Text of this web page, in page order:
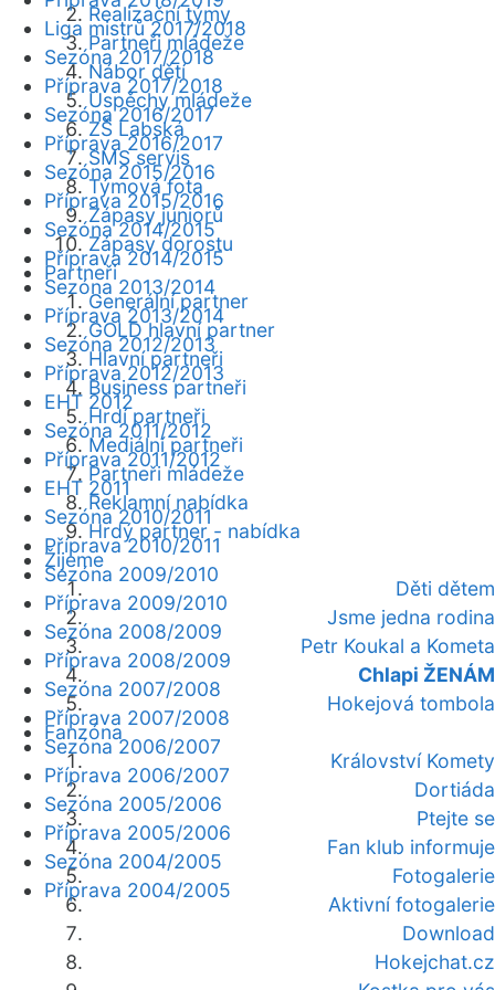
Realizační týmy
Partneři mládeže
Nábor dětí
Úspěchy mládeže
ZŠ Labská
SMS servis
Týmová fota
Zápasy juniorů
Zápasy dorostu
Partneři
Generální partner
GOLD hlavní partner
Hlavní partneři
Business partneři
Hrdí partneři
Mediální partneři
Partneři mládeže
Reklamní nabídka
Hrdý partner - nabídka
Žijeme
Děti dětem
Jsme jedna rodina
Petr Koukal a Kometa
Chlapi ŽENÁM
Hokejová tombola
Fanzóna
Království Komety
Dortiáda
Ptejte se
Fan klub informuje
Fotogalerie
Aktivní fotogalerie
Download
Hokejchat.cz
Liga mistrů 2017/2018
Sezóna 2017/2018
Příprava 2017/2018
Sezóna 2016/2017
Příprava 2016/2017
Sezóna 2015/2016
Příprava 2015/2016
Sezóna 2014/2015
Příprava 2014/2015
Sezóna 2013/2014
Příprava 2013/2014
Sezóna 2012/2013
Příprava 2012/2013
EHT 2012
Sezóna 2011/2012
Příprava 2011/2012
EHT 2011
Sezóna 2010/2011
Příprava 2010/2011
Sezóna 2009/2010
Příprava 2009/2010
Sezóna 2008/2009
Příprava 2008/2009
Sezóna 2007/2008
Příprava 2007/2008
Sezóna 2006/2007
Příprava 2006/2007
Sezóna 2005/2006
Příprava 2005/2006
Sezóna 2004/2005
Příprava 2004/2005